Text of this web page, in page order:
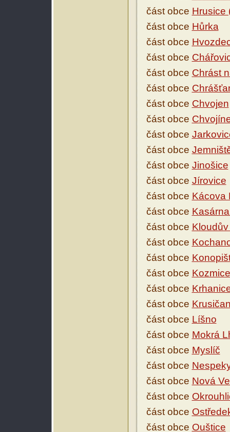
část obce Hrusice
část obce Hůrka
část obce
část obce
část obce Chrást
část obce
část obce Chvojen
část obce
část obce
část obce
část obce Jinošice
část obce Jírovice
část obce Kácova
část obce
část obce
část obce
část obce
část obce Kozmice
část obce
část obce
část obce Líšno
část obce Mokrá
část obce Myslíč
část obce
část obce Nová
část obce
část obce
část obce Ouštice